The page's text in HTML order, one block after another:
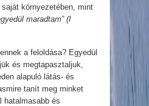
környezetében, mint
maradtam” (I
a feloldása? Egyedül
és megtapasztaljuk,
alapuló látás- és
tanít meg minket
hatalmasabb és